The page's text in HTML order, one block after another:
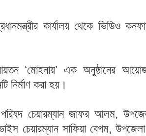
কার্যালয় থেকে ভিডিও
‘মোহনায়’ এক অনুষ্ঠানের
নির্মাণ করা হয়।
চেয়ারম্যান জাফর আলম, উপজেলা
চেয়ারম্যান সাফিয়া বেগম,